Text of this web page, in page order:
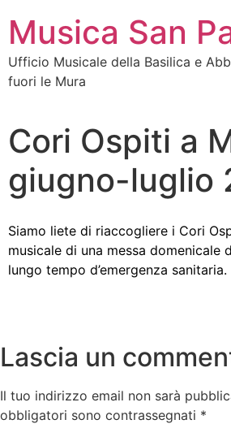
Musica San
Ufficio Musicale della Basilica e
fuori le Mura
Cori Ospiti a
giugno-luglio
Siamo liete di riaccogliere i Cori
musicale di una messa domenicale
lungo tempo d’emergenza sanitaria.
Lascia un
Il tuo indirizzo email non sarà
obbligatori sono contrassegnati *